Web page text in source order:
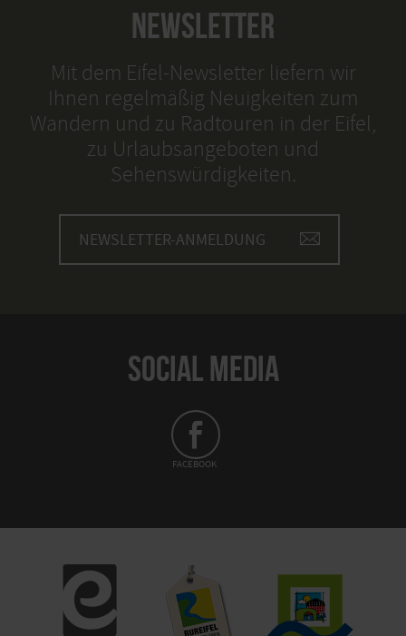
NEWSLETTER
Mit dem Eifel-Newsletter liefern wir
Ihnen regelmäßig Neuigkeiten zum
Wandern und zu Radtouren in der Eifel,
zu Urlaubsangeboten und
Sehenswürdigkeiten.
NEWSLETTER-ANMELDUNG
SOCIAL MEDIA
FACEBOOK